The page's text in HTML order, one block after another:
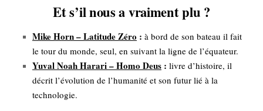
Et s’il nous a vraiment plu ?
Mike Horn – Latitude Zéro : à bord de son bateau il fait
le tour du monde, seul, en suivant la ligne de l’équateur.
Yuval Noah Harari – Homo Deus : livre d’histoire, il
décrit l’évolution de l’humanité et son futur lié à la
technologie.